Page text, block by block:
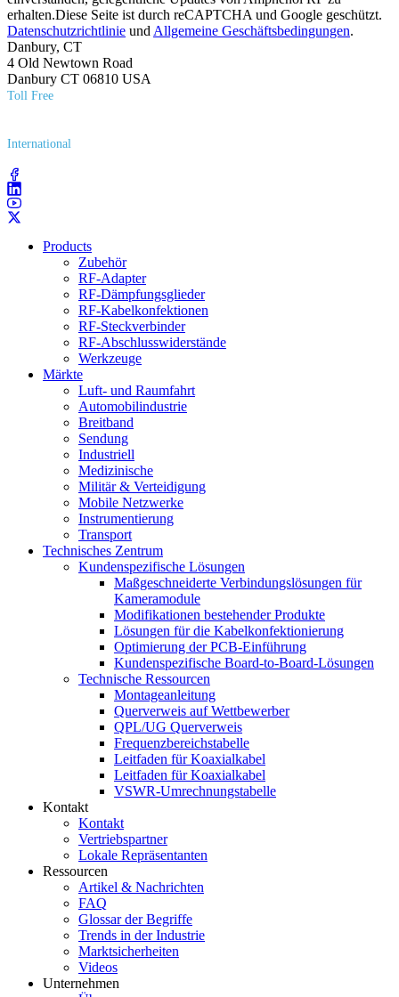
erhalten.Diese Seite ist durch reCAPTCHA und Google geschützt.
Datenschutzrichtlinie und Allgemeine Geschäftsbedingungen.
Danbury, CT
4 Old Newtown Road
Danbury CT 06810 USA
Toll Free
International
Products
Zubehör
RF-Adapter
RF-Dämpfungsglieder
RF-Kabelkonfektionen
RF-Steckverbinder
RF-Abschlusswiderstände
Werkzeuge
Märkte
Luft- und Raumfahrt
Automobilindustrie
Breitband
Sendung
Industriell
Medizinische
Militär & Verteidigung
Mobile Netzwerke
Instrumentierung
Transport
Technisches Zentrum
Kundenspezifische Lösungen
Maßgeschneiderte Verbindungslösungen für
Kameramodule
Modifikationen bestehender Produkte
Lösungen für die Kabelkonfektionierung
Optimierung der PCB-Einführung
Kundenspezifische Board-to-Board-Lösungen
Technische Ressourcen
Montageanleitung
Querverweis auf Wettbewerber
QPL/UG Querverweis
Frequenzbereichstabelle
Leitfaden für Koaxialkabel
Leitfaden für Koaxialkabel
VSWR-Umrechnungstabelle
Kontakt
Kontakt
Vertriebspartner
Lokale Repräsentanten
Ressourcen
Artikel & Nachrichten
FAQ
Glossar der Begriffe
Trends in der Industrie
Marktsicherheiten
Videos
Unternehmen